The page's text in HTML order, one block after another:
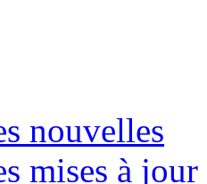
nouvelles
mises à jour